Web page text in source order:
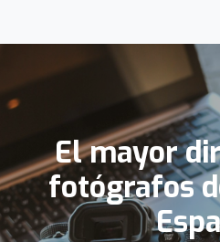
El mayor
fotógrafos